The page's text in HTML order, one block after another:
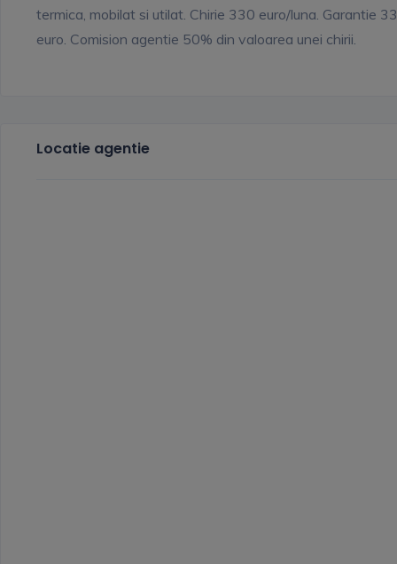
termica, mobilat si utilat. Chirie 330 euro/luna. Garantie
euro. Comision agentie 50% din valoarea unei chirii.
Locatie agentie